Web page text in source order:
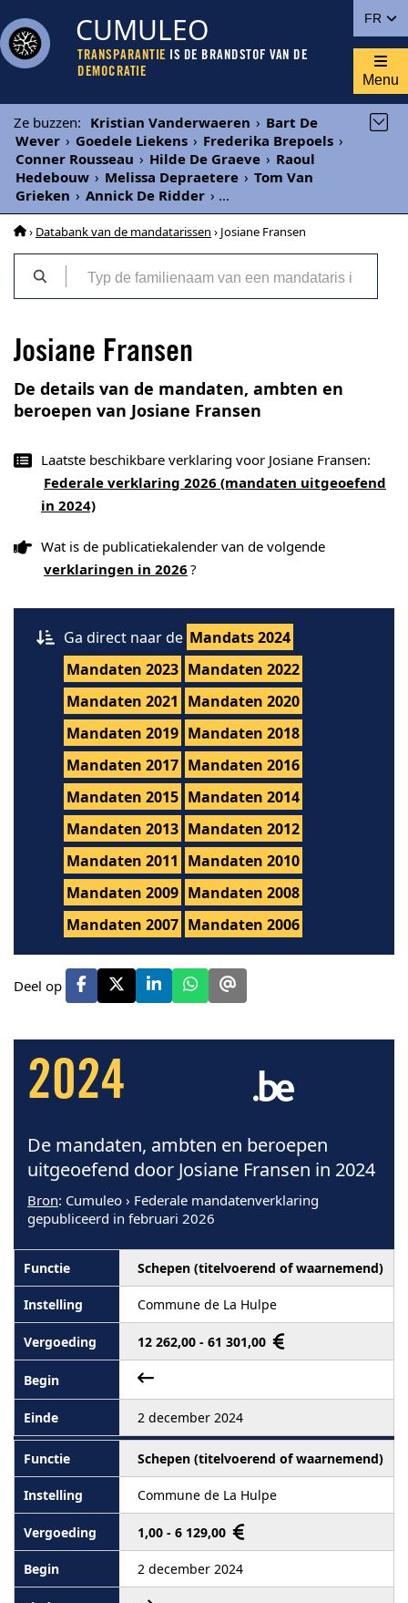
FR
CUMULEO
TRANSPARANTIE IS DE BRANDSTOF VAN DE
DEMOCRATIE
Menu
Ze buzzen: Kristian Vanderwaeren › Bart De
Wever › Goedele Liekens › Frederika Brepoels ›
Conner Rousseau › Hilde De Graeve › Raoul
Hedebouw › Melissa Depraetere › Tom Van
Grieken › Annick De Ridder › ...
› Databank van de mandatarissen › Josiane Fransen
Josiane Fransen
De details van de mandaten, ambten en
beroepen van Josiane Fransen
Laatste beschikbare verklaring voor Josiane Fransen:
Federale verklaring 2026 (mandaten uitgeoefend
in 2024)
Wat is de publicatiekalender van de volgende
verklaringen in 2026 ?
Ga direct naar de Mandats 2024
Mandaten 2023 Mandaten 2022
Mandaten 2021 Mandaten 2020
Mandaten 2019 Mandaten 2018
Mandaten 2017 Mandaten 2016
Mandaten 2015 Mandaten 2014
Mandaten 2013 Mandaten 2012
Mandaten 2011 Mandaten 2010
Mandaten 2009 Mandaten 2008
Mandaten 2007 Mandaten 2006
Deel op
2024
De mandaten, ambten en beroepen
uitgeoefend door Josiane Fransen in 2024
Bron: Cumuleo › Federale mandatenverklaring
gepubliceerd in februari 2026
Schepen (titelvoerend of waarnemend)
Commune de La Hulpe
12 262,00 - 61 301,00
2 december 2024
Schepen (titelvoerend of waarnemend)
Commune de La Hulpe
1,00 - 6 129,00
2 december 2024